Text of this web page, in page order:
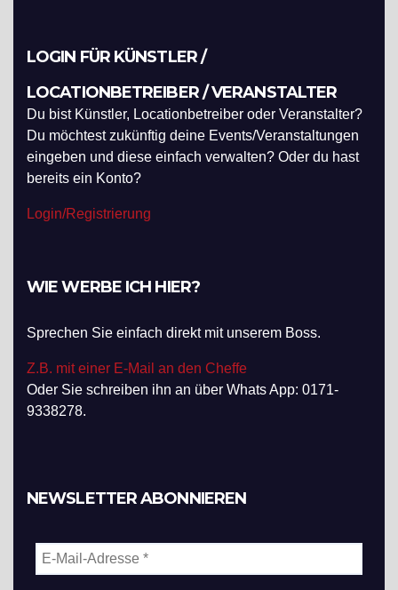
LOGIN FÜR KÜNSTLER /
LOCATIONBETREIBER / VERANSTALTER
Du bist Künstler, Locationbetreiber oder Veranstalter?
Du möchtest zukünftig deine Events/Veranstaltungen
eingeben und diese einfach verwalten? Oder du hast
bereits ein Konto?
Login/Registrierung
WIE WERBE ICH HIER?
Sprechen Sie einfach direkt mit unserem Boss.
Z.B. mit einer E-Mail an den Cheffe
Oder Sie schreiben ihn an über Whats App: 0171-
9338278.
NEWSLETTER ABONNIEREN